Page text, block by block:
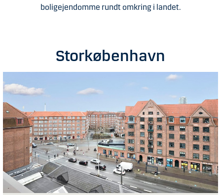
boligejendomme rundt omkring i landet.
Storkøbenhavn